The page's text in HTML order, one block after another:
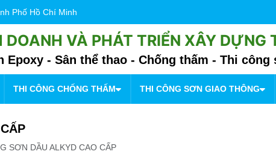
Phố Hồ Chí Minh
DOANH VÀ PHÁT TRIỂN XÂY DỰNG
Epoxy - Sân thể thao - Chống thấm - Thi
THI CÔNG CHỐNG THẤM THI CÔNG SƠN GIAO THÔNG
SƠN DẦU ALKYD CAO CẤP